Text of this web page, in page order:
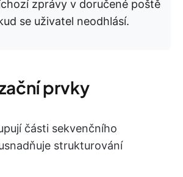
zprávy v doručené poště
se uživatel neodhlásí.
prvky
části sekvenčního
strukturování